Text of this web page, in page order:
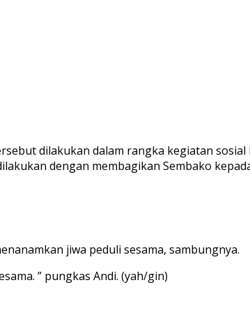
dilakukan dalam rangka kegiatan
dengan membagikan Sembako
jiwa peduli sesama, sambungnya.
” pungkas Andi. (yah/gin)